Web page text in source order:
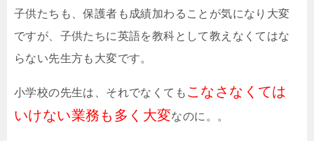
子供たちも、保護者も成績加わることが気になり大変
ですが、子供たちに英語を教科として教えなくてはな
らない先生方も大変です。
小学校の先生は、それでなくても こなさなくては
いけない業務も多く大変なのに。。